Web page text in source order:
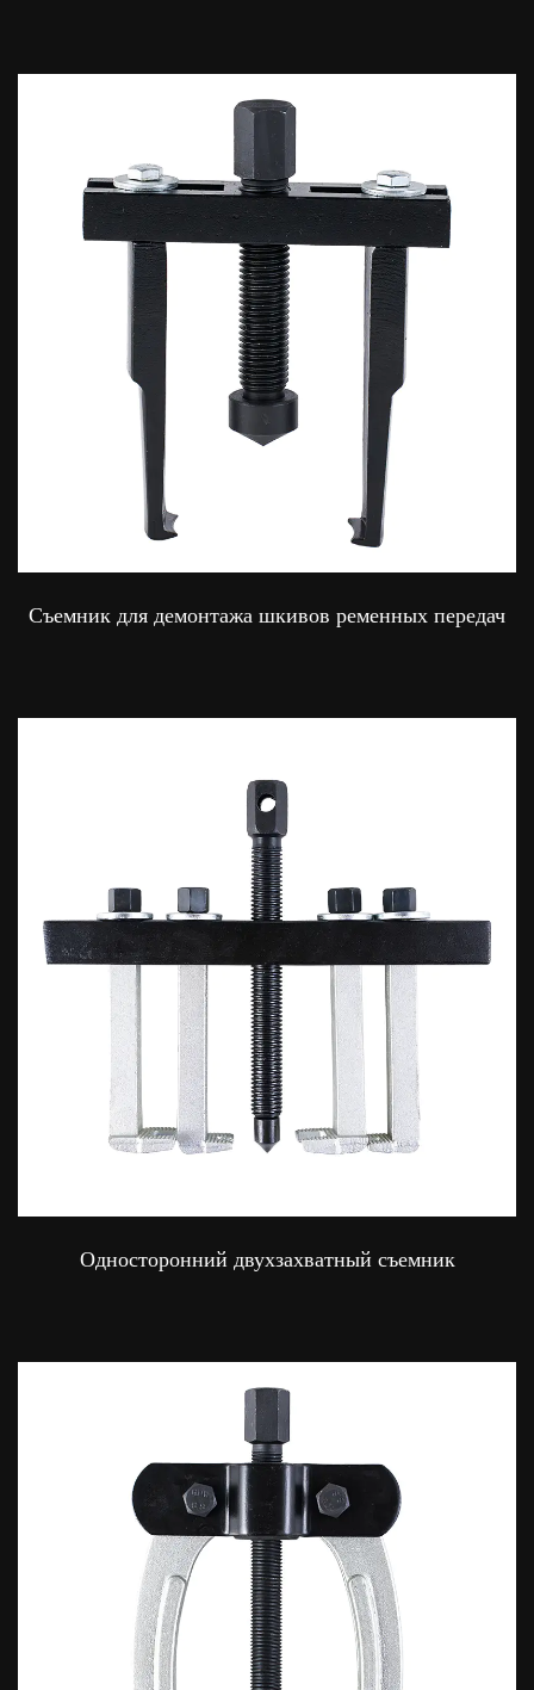
Съемник для демонтажа шкивов ременных передач
Односторонний двухзахватный съемник